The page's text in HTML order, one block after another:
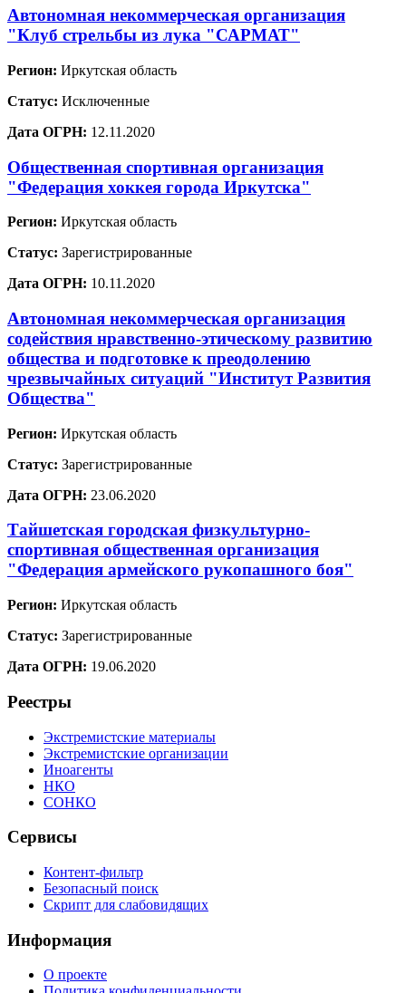
Автономная некоммерческая организация
"Клуб стрельбы из лука "САРМАТ"
Регион: Иркутская область
Статус: Исключенные
Дата ОГРН: 12.11.2020
Общественная спортивная организация
"Федерация хоккея города Иркутска"
Регион: Иркутская область
Статус: Зарегистрированные
Дата ОГРН: 10.11.2020
Автономная некоммерческая организация
содействия нравственно-этическому развитию
общества и подготовке к преодолению
чрезвычайных ситуаций "Институт Развития
Общества"
Регион: Иркутская область
Статус: Зарегистрированные
Дата ОГРН: 23.06.2020
Тайшетская городская физкультурно-
спортивная общественная организация
"Федерация армейского рукопашного боя"
Регион: Иркутская область
Статус: Зарегистрированные
Дата ОГРН: 19.06.2020
Реестры
Экстремистские материалы
Экстремистские организации
Иноагенты
НКО
СОНКО
Сервисы
Контент-фильтр
Безопасный поиск
Скрипт для слабовидящих
Информация
О проекте